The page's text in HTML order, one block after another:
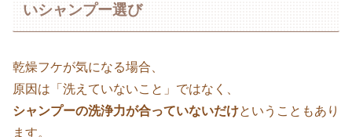
いシャンプー選び
乾燥フケが気になる場合、
原因は「洗えていないこと」ではなく、
シャンプーの洗浄力が合っていないだけということもあり
ます。